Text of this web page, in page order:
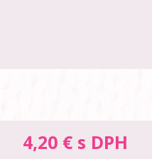
4,20 € s DPH